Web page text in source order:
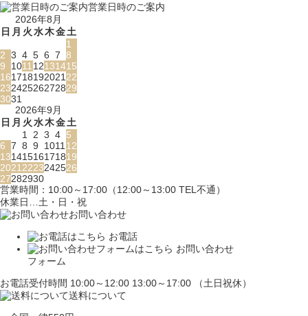
営業日時のご案内
2026年8月
日 月 火水木金土
1
2 3 4 5 6 7 8
9
1011 12131415
161718192021 22
23242526272829
3031
2026年9月
日 月 火水木金土
1
2 3 4 5
6 7 8 9 1011 12
13141516171819
2021 2223242526
27282930
営業時間：10:00～17:00（12:00～13:00 TEL不通）
休業日…土・日・祝
お問い合わせ
お電話
お問い合わせ
フォーム
お電話受付時間 10:00～12:00 13:00～17:00 （土日祝休）
送料について